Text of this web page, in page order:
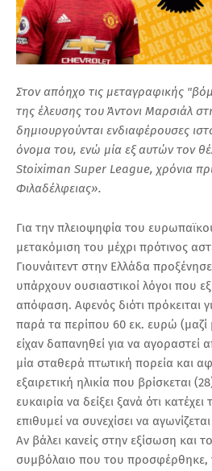
Στον απόηχο τις μεταγραφικής
της έλευσης του Άντονι Μαρσιάλ
δημιουργούνται ενδιαφέρουσες
όνομα του, ενώ μία εξ αυτών τον
Stoiximan Super League, χρόνια
Φιλαδέλφειας».
Για την πλειοψηφία του
μετακόμιση του μέχρι πρότινος
Γιουνάιτεντ στην Ελλάδα
υπάρχουν ουσιαστικοί λόγοι που
απόφαση. Αφενός διότι πρόκειται
παρά τα περίπου 60 εκ. ευρώ
είχαν δαπανηθεί για να αγοραστεί
μία σταθερά πτωτική πορεία και
εξαιρετική ηλικία που βρίσκεται
ευκαιρία να δείξει ξανά ότι
επιθυμεί να συνεχίσει να
Αν βάλει κανείς στην εξίσωση και
συμβόλαιο που του προσφέρθηκε,